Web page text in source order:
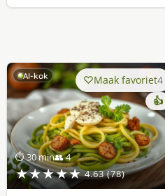
AI-kok
⏱ 30 min👥 4
★★★★★ 4.63 (78)
Maak favoriet4
👍